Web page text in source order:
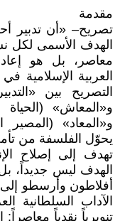
مقدمة
تصريح– «أن تدبير
الهدف الأسمى
معاصر، بل هو
العربية الإسلامية
التصريح بين
و«المعاش» (الحياة
و«المعاد»
يحوّل الفلسفة من
تهدف إلى إصلاح
الهدف ليس جديداً،
أفلاطون وأرسطو
الآداب السلطانية
تنويرياً نقدياً